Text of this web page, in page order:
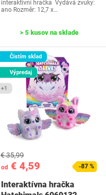
interaktivní hračka Vydává zvuky:
ano Rozměr: ‎12,7 x…
> 5 kusov na sklade
Čistím sklad
Výpredaj
+1
od € 4,59
€ 35,99
-87 %
Interaktívna hračka